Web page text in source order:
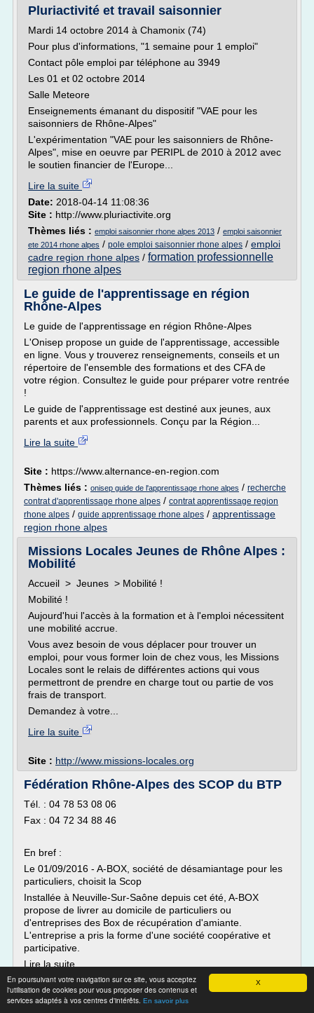
X
En poursuivant votre navigation sur ce site, vous acceptez
l'utilisation de cookies pour vous proposer des contenus et
services adaptés à vos centres d'intérêts. En savoir plus
Pluriactivité et travail saisonnier
Mardi 14 octobre 2014 à Chamonix (74)
Pour plus d'informations, "1 semaine pour 1 emploi"
Contact pôle emploi par téléphone au 3949
Les 01 et 02 octobre 2014
Salle Meteore
Enseignements émanant du dispositif "VAE pour les
saisonniers de Rhône-Alpes"
L'expérimentation "VAE pour les saisonniers de Rhône-
Alpes", mise en oeuvre par PERIPL de 2010 à 2012 avec
le soutien financier de l'Europe...
Lire la suite
Date: 2018-04-14 11:08:36
Site : http://www.pluriactivite.org
Thèmes liés : emploi saisonnier rhone alpes 2013 / emploi saisonnier
ete 2014 rhone alpes / pole emploi saisonnier rhone alpes / emploi
cadre region rhone alpes / formation professionnelle
region rhone alpes
Le guide de l'apprentissage en région
Rhône-Alpes
Le guide de l'apprentissage en région Rhône-Alpes
L'Onisep propose un guide de l'apprentissage, accessible
en ligne. Vous y trouverez renseignements, conseils et un
répertoire de l'ensemble des formations et des CFA de
votre région. Consultez le guide pour préparer votre rentrée
!
Le guide de l'apprentissage est destiné aux jeunes, aux
parents et aux professionnels. Conçu par la Région...
Lire la suite
Site : https://www.alternance-en-region.com
Thèmes liés : onisep guide de l'apprentissage rhone alpes / recherche
contrat d'apprentissage rhone alpes / contrat apprentissage region
rhone alpes / guide apprentissage rhone alpes / apprentissage
region rhone alpes
Missions Locales Jeunes de Rhône Alpes :
Mobilité
Accueil > Jeunes > Mobilité !
Mobilité !
Aujourd'hui l'accès à la formation et à l'emploi nécessitent
une mobilité accrue.
Vous avez besoin de vous déplacer pour trouver un
emploi, pour vous former loin de chez vous, les Missions
Locales sont le relais de différentes actions qui vous
permettront de prendre en charge tout ou partie de vos
frais de transport.
Demandez à votre...
Lire la suite
Site : http://www.missions-locales.org
Fédération Rhône-Alpes des SCOP du BTP
Tél. : 04 78 53 08 06
Fax : 04 72 34 88 46
En bref :
Le 01/09/2016 - A-BOX, société de désamiantage pour les
particuliers, choisit la Scop
Installée à Neuville-Sur-Saône depuis cet été, A-BOX
propose de livrer au domicile de particuliers ou
d'entreprises des Box de récupération d'amiante.
L'entreprise a pris la forme d'une société coopérative et
participative.
Lire la suite
Le...
Lire la suite